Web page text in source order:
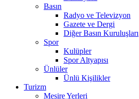
Basın
Radyo ve Televizyon
Gazete ve Dergi
Diğer Basın Kuruluşları
Spor
Kulüpler
Spor Altyapısı
Ünlüler
Ünlü Kişilikler
Turizm
Mesire Yerleri